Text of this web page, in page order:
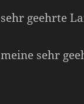
sehr geehrte
meine sehr